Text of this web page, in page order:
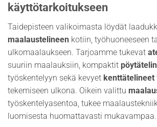
käyttötarkoitukseen
Taidepisteen valikoimasta löydät
maalaustelineen kotiin, työhuoneeseen
ulkomaalaukseen. Tarjoamme tukevat
suuriin maalauksiin, kompaktit
työskentelyyn sekä kevyet kenttätelineet
tekemiseen ulkona. Oikein valittu
työskentelyasentoa, tukee
luomisesta huomattavasti mukavampaa.